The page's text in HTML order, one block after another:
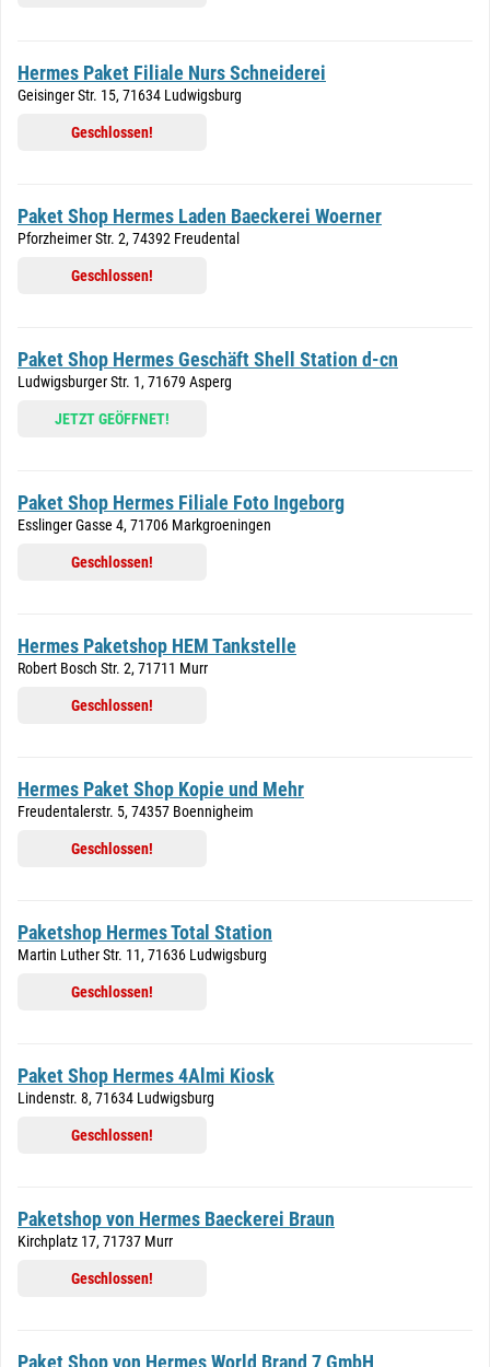
Hermes Paket Filiale Nurs Schneiderei
Geisinger Str. 15, 71634 Ludwigsburg
Geschlossen!
Paket Shop Hermes Laden Baeckerei Woerner
Pforzheimer Str. 2, 74392 Freudental
Geschlossen!
Paket Shop Hermes Geschäft Shell Station d-cn
Ludwigsburger Str. 1, 71679 Asperg
JETZT GEÖFFNET!
Paket Shop Hermes Filiale Foto Ingeborg
Esslinger Gasse 4, 71706 Markgroeningen
Geschlossen!
Hermes Paketshop HEM Tankstelle
Robert Bosch Str. 2, 71711 Murr
Geschlossen!
Hermes Paket Shop Kopie und Mehr
Freudentalerstr. 5, 74357 Boennigheim
Geschlossen!
Paketshop Hermes Total Station
Martin Luther Str. 11, 71636 Ludwigsburg
Geschlossen!
Paket Shop Hermes 4Almi Kiosk
Lindenstr. 8, 71634 Ludwigsburg
Geschlossen!
Paketshop von Hermes Baeckerei Braun
Kirchplatz 17, 71737 Murr
Geschlossen!
Paket Shop von Hermes World Brand 7 GmbH